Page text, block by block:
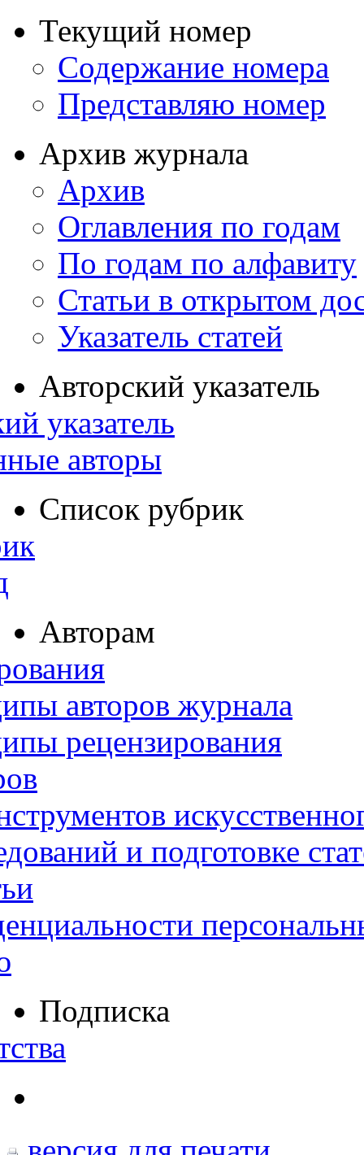
Текущий номер
Содержание номера
Представляю номер
Архив журнала
Архив
Оглавления по годам
По годам по алфавиту
Статьи в открытом
Указатель статей
Авторский указатель
указатель
авторы
Список рубрик
Авторам
авторов журнала
рецензирования
и подготовке
Подписка